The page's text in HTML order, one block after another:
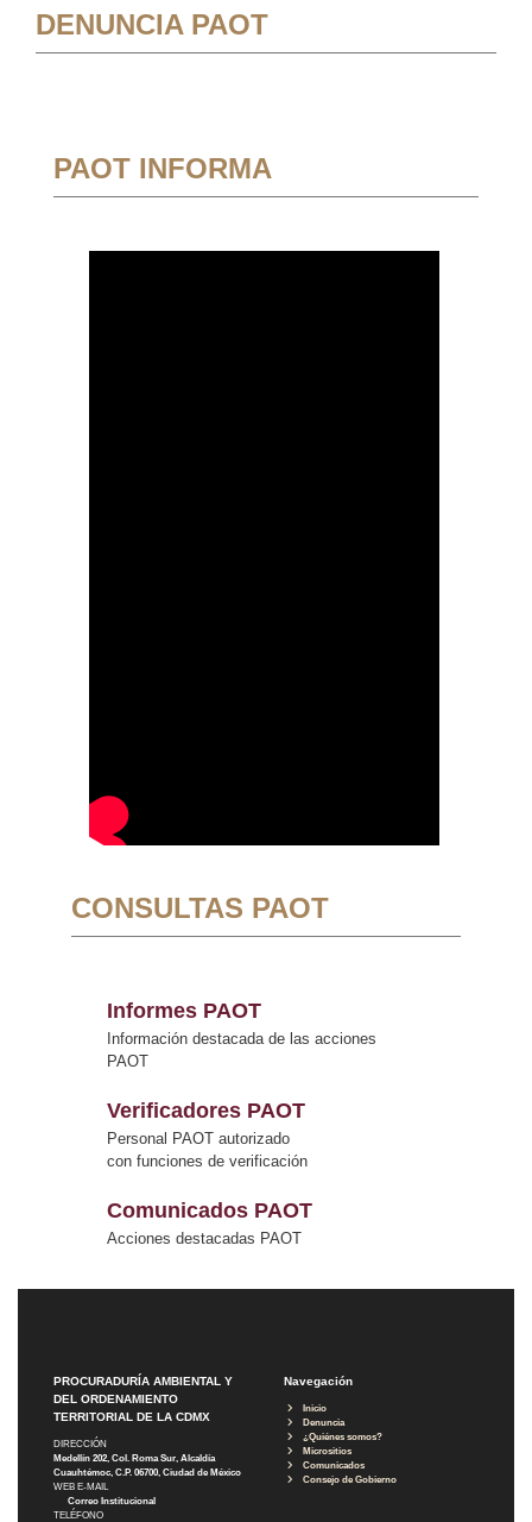
DENUNCIA PAOT
PAOT INFORMA
CONSULTAS PAOT
Informes PAOT
Información destacada de las acciones
PAOT
Verificadores PAOT
Personal PAOT autorizado
con funciones de verificación
Comunicados PAOT
Acciones destacadas PAOT
PROCURADURÍA AMBIENTAL Y
DEL ORDENAMIENTO
TERRITORIAL DE LA CDMX
DIRECCIÓN
Medellín 202, Col. Roma Sur, Alcaldía
Cuauhtémoc, C.P. 06700, Ciudad de México
WEB E-MAIL
Correo Institucional
TELÉFONO
Navegación
Inicio
Denuncia
¿Quiénes somos?
Micrositios
Comunicados
Consejo de Gobierno